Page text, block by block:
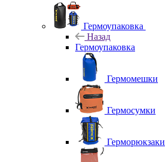
Гермоупаковка
Назад
Гермоупаковка
Гермомешки
Гермосумки
Герморюкзаки